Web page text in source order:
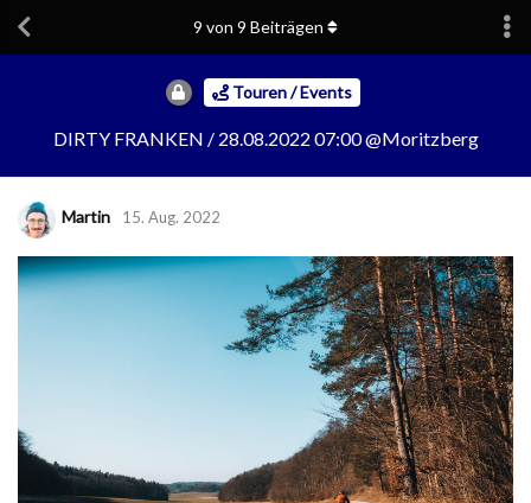
Touren / Events
DIRTY FRANKEN / 28.08.2022 07:00 @Moritzberg
9 von 9 Beiträgen
Martin 15. Aug. 2022